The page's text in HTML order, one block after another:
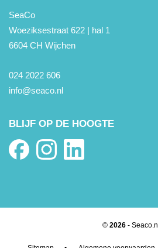
SeaCo
Woeziksestraat 622 | hal 1
6604 CH Wijchen
024 2022 606
info@seaco.nl
BLIJF OP DE HOOGTE
© 2026 - Seaco.nl